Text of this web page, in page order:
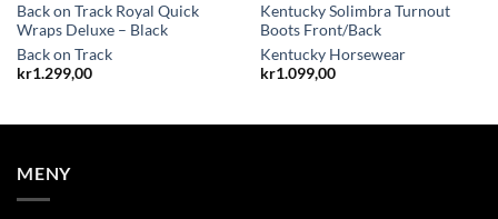
Back on Track Royal Quick
Wraps Deluxe – Black
Back on Track
kr1.299,00
Kentucky Solimbra Turnout
Boots Front/Back
Kentucky Horsewear
kr1.099,00
MENY